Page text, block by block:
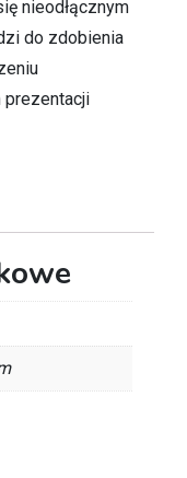
nieodłącznym
do zdobienia
prezentacji